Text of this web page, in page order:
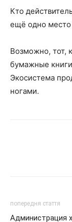
Кто
ещё одно место
Возможно, тот,
бумажные
Экосистема
ногами.
попередня стаття
Администрация